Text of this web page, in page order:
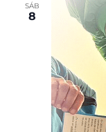
SÁB
8